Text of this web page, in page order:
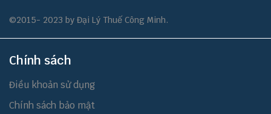
©2015- 2023 by Đại Lý Thuế Công Minh.
Chính sách
Điều khoản sử dụng
Chính sách bảo mật